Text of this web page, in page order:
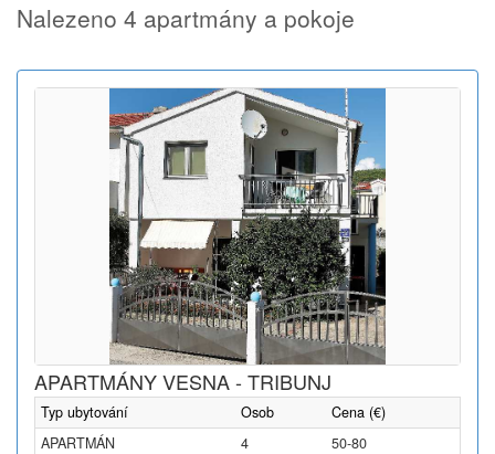
Nalezeno 4 apartmány a pokoje
APARTMÁNY VESNA - TRIBUNJ
Typ ubytování Osob
Cena (€)
APARTMÁN
4 50-80